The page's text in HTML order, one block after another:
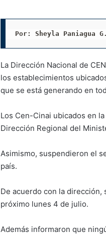
Por: Sheyla Paniagua
La Dirección Nacional de
los establecimientos
que se está generando en
Los Cen-Cinai ubicados en
Dirección Regional del
Asimismo, suspendieron el
país.
De acuerdo con la
próximo lunes 4 de julio.
Además informaron que